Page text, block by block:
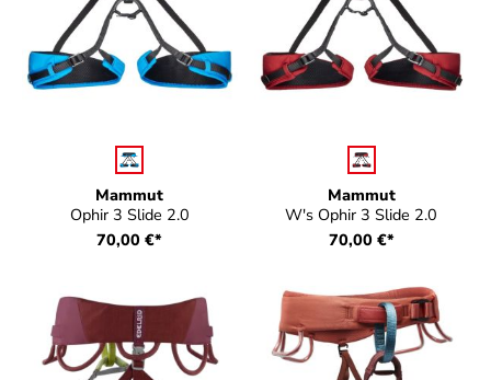
Mammut
Ophir 3 Slide 2.0
Farbeauswählen
70,00 €*
Mammut
W's Ophir 3 Slide 2.0
auswählen
70,00 €*